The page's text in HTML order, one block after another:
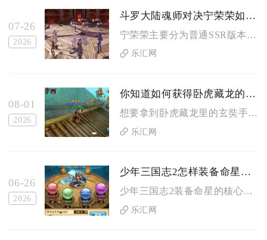
07-26
2026
斗罗大陆魂师对决宁荣荣如何获得
宁荣荣主要分为普通SSR版本与SP九彩神女宁荣荣两种获取途径...
乐汇网
08-01
2026
你知道如何获得卧虎藏龙的玄奘手信吗
想要拿到卧虎藏龙里的玄奘手信，核心方式是完成玄奘系列的长线奇...
乐汇网
06-26
2026
少年三国志2怎样装备命星才能更好地发挥作用
少年三国志2装备命星的核心是按武将定位匹配属性、优先激活命星...
乐汇网